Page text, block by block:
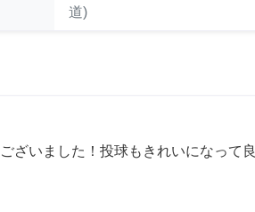
道)
ざいました！投球もきれいになって良